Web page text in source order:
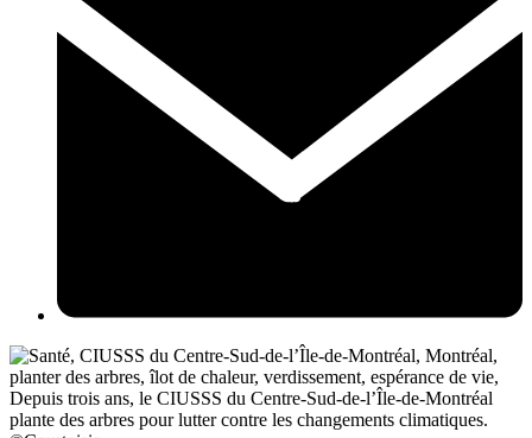
Depuis trois ans, le CIUSSS du Centre-Sud-de-l’Île-de-Montréal
plante des arbres pour lutter contre les changements climatiques.